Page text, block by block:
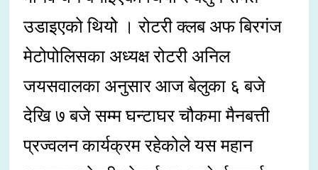
उडाइएको थियोे । रोटरी क्लब अफ बिरगंज
मेटोपोलिसका अध्यक्ष रोटरी अनिल
जयसवालका अनुसार आज बेलुका ६ बजे
देखि ७ बजे सम्म घन्टाघर चौकमा मैनबत्ती
प्रज्वलन कार्यक्रम रहेकोले यस महान